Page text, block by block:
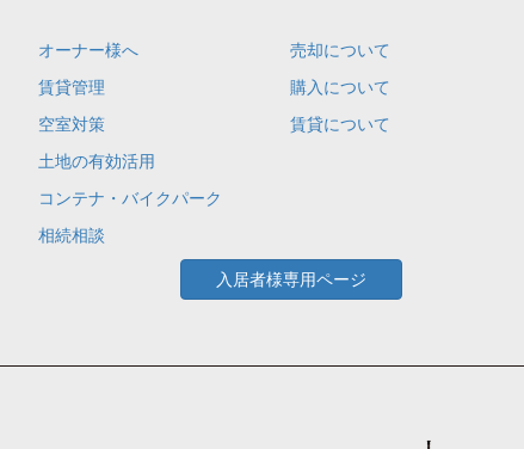
オーナー様へ
賃貸管理
空室対策
土地の有効活用
コンテナ・バイクパーク
相続相談
売却について
購入について
賃貸について
入居者様専用ページ